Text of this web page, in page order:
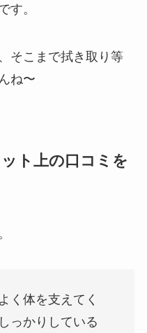
す。
そこまで拭き取り等
ね〜
ト上の口コミを
く体を支えてく
っかりしている